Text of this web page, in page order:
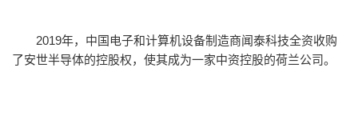
2019年，中国电子和计算机设备制造商闻泰科技全资收购
了安世半导体的控股权，使其成为一家中资控股的荷兰公司。